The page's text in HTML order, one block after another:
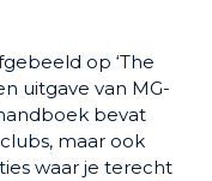
op ‘The
uitgave van MG-
bevat
maar ook
waar je terecht